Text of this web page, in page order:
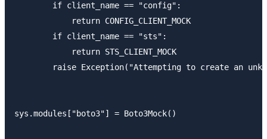
        if client_name == "config":
            return CONFIG_CLIENT_MOCK
        if client_name == "sts":
            return STS_CLIENT_MOCK
raise Exception("Attempting to create an
sys.modules["boto3"] = Boto3Mock()